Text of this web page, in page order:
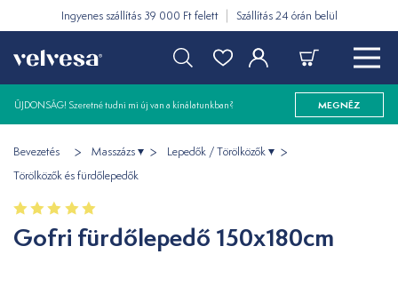
Ingyenes szállítás 39 000 Ft felett Szállítás 24 órán belül
ÚJDONSÁG! Szeretné tudni mi új van a kínálatunkban? MEGNÉZ
Bevezetés Masszázs
Lepedők / Törölközők
Törölközők és fürdőlepedők
Gofri fürdőlepedő 150x180cm